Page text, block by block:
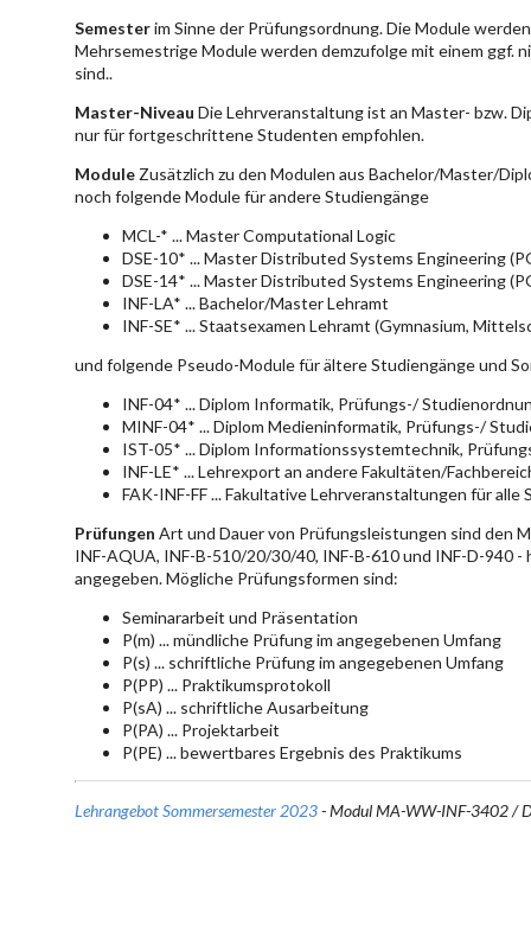
Semesterim Sinne der Prüfungsordnung. Die Module
Mehrsemestrige Module werden demzufolge mit einem ggf.
sind..
Master-Niveau Die Lehrveranstaltung ist an Master- bzw.
nur für fortgeschrittene Studenten empfohlen.
Module Zusätzlich zu den Modulen aus Bachelor/Master/
noch folgende Module für andere Studiengänge
MCL-* ... Master Computational Logic
DSE-10* ... Master Distributed Systems Engineering
DSE-14* ... Master Distributed Systems Engineering
INF-LA* ... Bachelor/Master Lehramt
INF-SE* ... Staatsexamen Lehramt (Gymnasium,
und folgende Pseudo-Module für ältere Studiengänge und
INF-04* ... Diplom Informatik, Prüfungs-/
MINF-04* ... Diplom Medieninformatik, Prüfungs-/
IST-05* ... Diplom Informationssystemtechnik,
INF-LE* ... Lehrexport an andere Fakultäten/
FAK-INF-FF ... Fakultative Lehrveranstaltungen für
Prüfungen Art und Dauer von Prüfungsleistungen sind den
INF-AQUA, INF-B-510/20/30/40, INF-B-610 und INF-D-940
angegeben. Mögliche Prüfungsformen sind:
Seminararbeit und Präsentation
P(m) ... mündliche Prüfung im angegebenen Umfang
P(s) ... schriftliche Prüfung im angegebenen Umfang
P(PP) ... Praktikumsprotokoll
P(sA) ... schriftliche Ausarbeitung
P(PA) ... Projektarbeit
P(PE) ... bewertbares Ergebnis des Praktikums
Lehrangebot Sommersemester 2023- Modul MA-WW-INF-3402 /